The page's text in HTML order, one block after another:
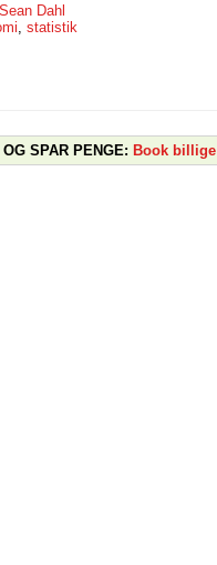
Sean Dahl
, statistik
SPAR PENGE: Book